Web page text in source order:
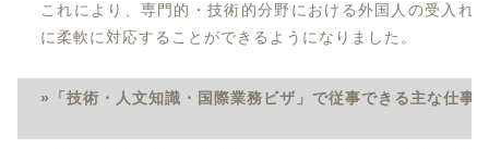
これにより、専門的・技術的分野における外国人の受入れ
に柔軟に対応することができるようになりました。
»「技術・人文知識・国際業務ビザ」で従事できる主な仕事